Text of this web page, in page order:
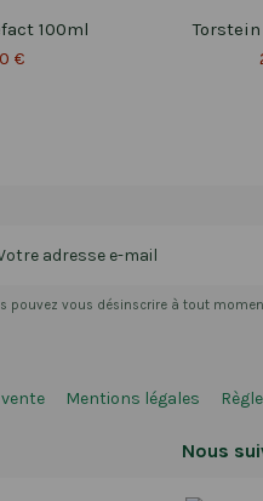
100ml
€
pouvez vous désinscrire à tout
Mentions légales
Nous